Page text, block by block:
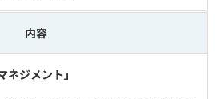
内容
ネジメント」